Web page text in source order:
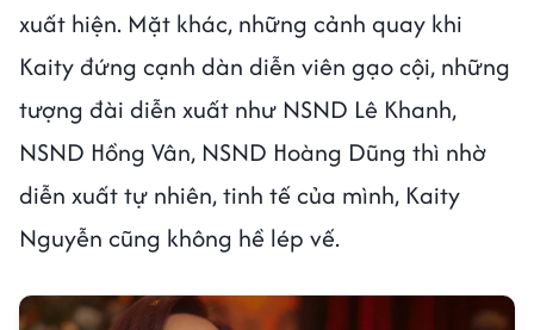
xuất hiện. Mặt khác, những cảnh quay khi
Kaity đứng cạnh dàn diễn viên gạo cội, những
tượng đài diễn xuất như NSND Lê Khanh,
NSND Hồng Vân, NSND Hoàng Dũng thì nhờ
diễn xuất tự nhiên, tinh tế của mình, Kaity
Nguyễn cũng không hề lép vế.